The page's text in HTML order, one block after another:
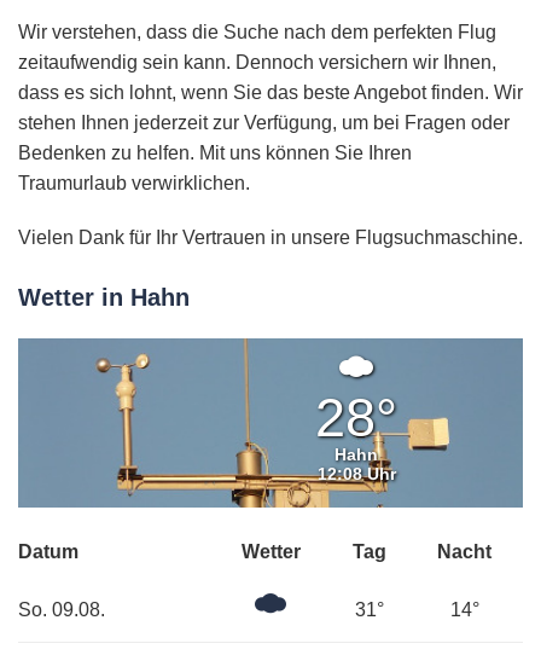
Wir verstehen, dass die Suche nach dem perfekten Flug
zeitaufwendig sein kann. Dennoch versichern wir Ihnen,
dass es sich lohnt, wenn Sie das beste Angebot finden. Wir
stehen Ihnen jederzeit zur Verfügung, um bei Fragen oder
Bedenken zu helfen. Mit uns können Sie Ihren
Traumurlaub verwirklichen.
Vielen Dank für Ihr Vertrauen in unsere Flugsuchmaschine.
Wetter in Hahn
Mäßig
bewölkt
28°
Hahn
12:08 Uhr
Datum Wetter Tag Nacht
So. 09.08. 31° 14°